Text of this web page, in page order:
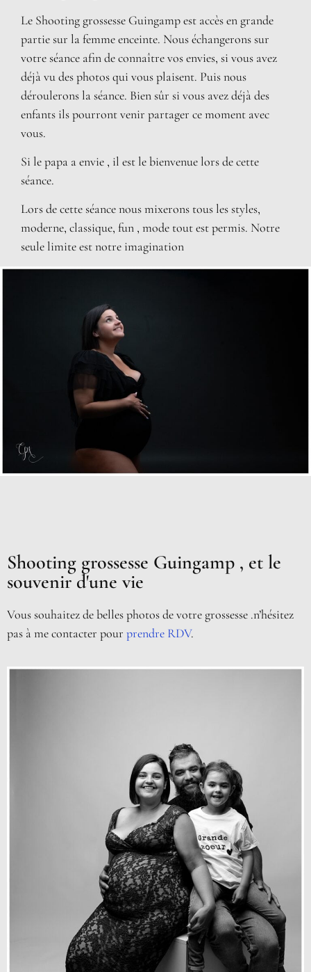
Le Shooting grossesse Guingamp est accès en grande
partie sur la femme enceinte. Nous échangerons sur
votre séance afin de connaître vos envies, si vous avez
déjà vu des photos qui vous plaisent. Puis nous
déroulerons la séance. Bien sûr si vous avez déjà des
enfants ils pourront venir partager ce moment avec
vous.
Si le papa a envie , il est le bienvenue lors de cette
séance.
Lors de cette séance nous mixerons tous les styles,
moderne, classique, fun , mode tout est permis. Notre
seule limite est notre imagination
Shooting grossesse Guingamp , et le
souvenir d'une vie
Vous souhaitez de belles photos de votre grossesse .n’hésitez
pas à me contacter pour prendre RDV.